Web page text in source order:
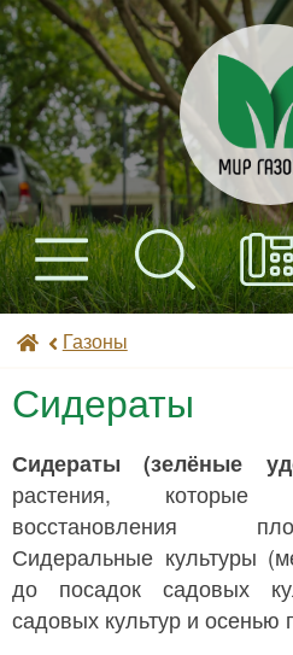
Каталог
Доставка
Контакты
Мир газонов
Газоны
Сидераты
Сидераты (зелёные
растения,
восстановления
Сидеральные культуры
до посадок садовых
садовых культур и осенью